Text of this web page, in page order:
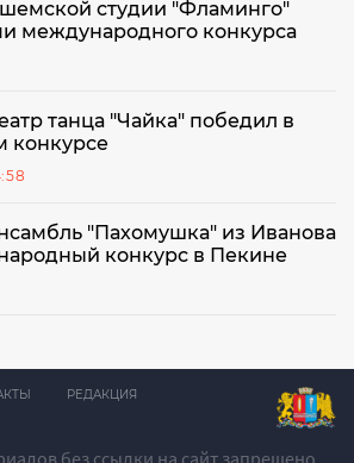
студии "Фламинго"
международного конкурса
танца "Чайка" победил в
конкурсе
"Пахомушка" из Иванова
конкурс в Пекине
РЕДАКЦИЯ